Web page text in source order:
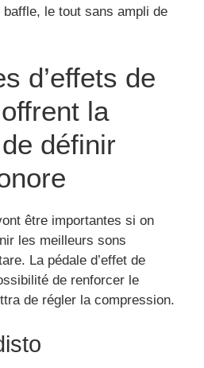
le tout sans ampli de
d’effets de
la
définir
être importantes si on
les meilleurs sons
La pédale d’effet de
de renforcer le
de régler la compression.